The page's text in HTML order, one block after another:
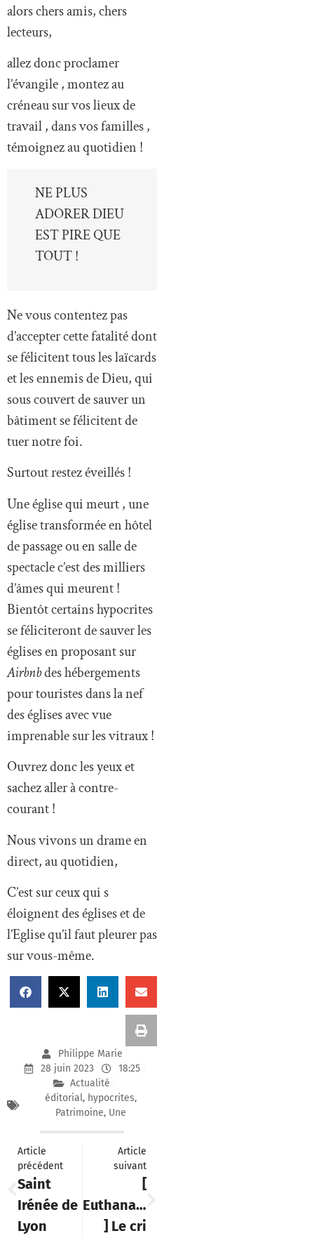
alors chers amis, chers
lecteurs,
allez donc proclamer
l’évangile , montez au
créneau sur vos lieux de
travail , dans vos familles ,
témoignez au quotidien !
NE PLUS
ADORER DIEU
EST PIRE QUE
TOUT !
Ne vous contentez pas
d’accepter cette fatalité dont
se félicitent tous les laïcards
et les ennemis de Dieu, qui
sous couvert de sauver un
bâtiment se félicitent de
tuer notre foi.
Surtout restez éveillés !
Une église qui meurt , une
église transformée en hôtel
de passage ou en salle de
spectacle c’est des milliers
d’âmes qui meurent !
Bientôt certains hypocrites
se féliciteront de sauver les
églises en proposant sur
Airbnbdes hébergements
pour touristes dans la nef
des églises avec vue
imprenable sur les vitraux !
Ouvrez donc les yeux et
sachez aller à contre-
courant !
Nous vivons un drame en
direct, au quotidien,
C’est sur ceux qui s
éloignent des églises et de
l’Eglise qu’il faut pleurer pas
sur vous-même.
Philippe Marie
28 juin 2023
18:25
Actualité
éditorial, hypocrites,
Patrimoine, Une
Article
précédent
Saint
Irénée de
Lyon
Article
suivant
[
Euthanasie
] Le cri